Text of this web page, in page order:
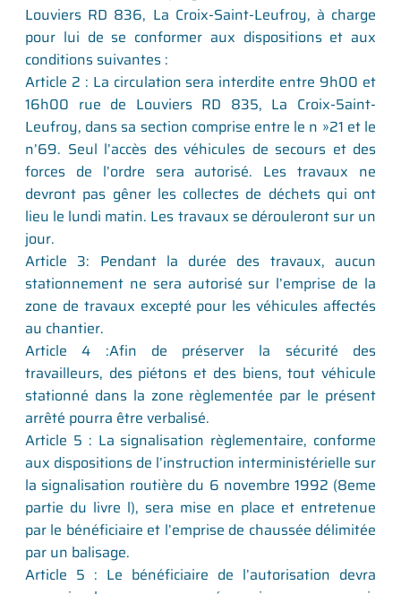
Louviers RD 836, La Croix-Saint-Leufroy, à charge
pour lui de se conformer aux dispositions et aux
conditions suivantes :
Article 2 : La circulation sera interdite entre 9h00 et
16h00 rue de Louviers RD 835, La Croix-5aint-
Leufroy, dans sa section comprise entre le n »21 et le
n’69. Seul l’accès des véhicules de secours et des
forces de l’ordre sera autorisé. Les travaux ne
devront pas gêner les collectes de déchets qui ont
lieu le lundi matin. Les travaux se dérouleront sur un
jour.
Article 3: Pendant la durée des travaux, aucun
stationnement ne sera autorisé sur l’emprise de la
zone de travaux excepté pour les véhicules affectés
au chantier.
Article 4 :Afin de préserver la sécurité des
travailleurs, des piétons et des biens, tout véhicule
stationné dans la zone règlementée par le présent
arrêté pourra être verbalisé.
Article 5 : La signalisation règlementaire, conforme
aux dispositions de l’instruction interministérielle sur
la signalisation routière du 6 novembre 1992 (8eme
partie du livre l), sera mise en place et entretenue
par le bénéficiaire et l’emprise de chaussée délimitée
par un balisage.
Article 5 : Le bénéficiaire de l’autorisation devra